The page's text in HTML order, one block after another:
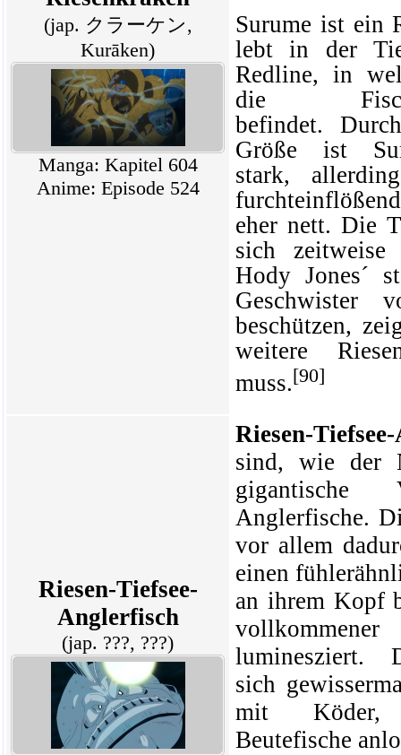
(jap. クラーケン,
Kurāken)
Manga: Kapitel 604
Anime: Episode 524
Surume ist ein
lebt in der
Redline, in
die
befindet.
Größe ist
stark,
eher nett. Die
sich
Hody Jones´
Geschwister
beschützen,
weitere
muss.[90]
Riesen-Tiefsee-
Anglerfisch
(jap. ???, ???)
Riesen-
sind, wie der
gigantische
Anglerfische.
vor allem
einen
an ihrem Kopf
luminesziert.
sich
mit
Beutefische